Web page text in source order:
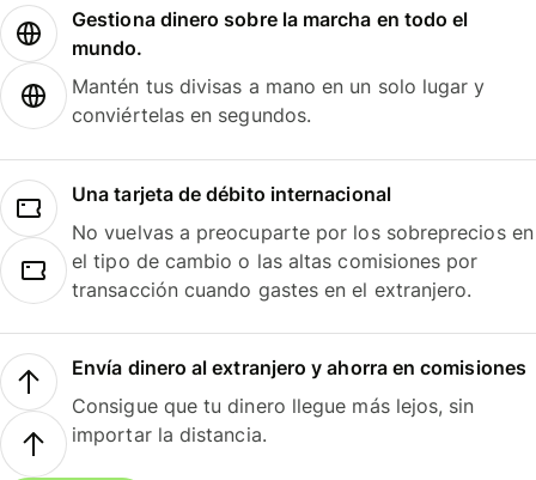
Gestiona dinero sobre la marcha en todo el
mundo.
Mantén tus divisas a mano en un solo lugar y
conviértelas en segundos.
Una tarjeta de débito internacional
No vuelvas a preocuparte por los sobreprecios en
el tipo de cambio o las altas comisiones por
transacción cuando gastes en el extranjero.
Envía dinero al extranjero y ahorra en comisiones
Consigue que tu dinero llegue más lejos, sin
importar la distancia.